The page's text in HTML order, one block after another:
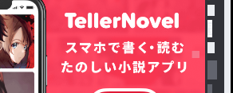
「#いもいももち」の人気小説・夢小説一覧